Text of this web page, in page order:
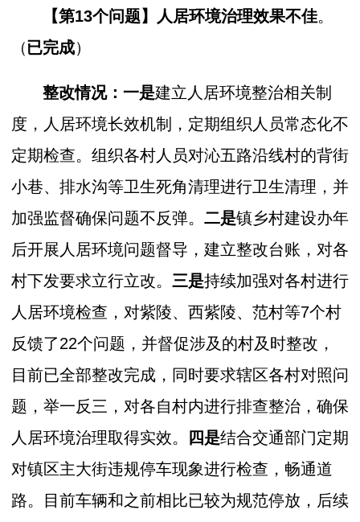
【第13个问题】 人居环境治理效果不佳。
（已完成）
整改情况：一是建立人居环境整治相关制
度，人居环境长效机制，定期组织人员常态化不
定期检查。组织各村人员对沁五路沿线村的背街
小巷、排水沟等卫生死角清理进行卫生清理，并
加强监督确保问题不反弹。 二是镇乡村建设办年
后开展人居环境问题督导，建立整改台账，对各
村下发要求立行立改。 三是持续加强对各村进行
人居环境检查，对紫陵、西紫陵、范村等7个村
反馈了22个问题，并督促涉及的村及时整改，
目前已全部整改完成，同时要求辖区各村对照问
题，举一反三，对各自村内进行排查整治，确保
人居环境治理取得实效。
四是结合交通部门定期
对镇区主大街违规停车现象进行检查，畅通道
路。目前车辆和之前相比已较为规范停放，后续